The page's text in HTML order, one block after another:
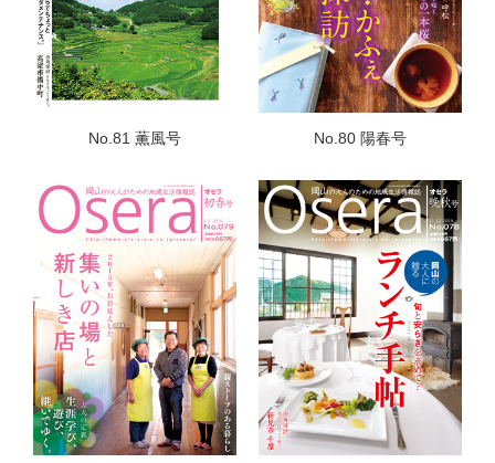
No.81 薫風号 No.80 陽春号